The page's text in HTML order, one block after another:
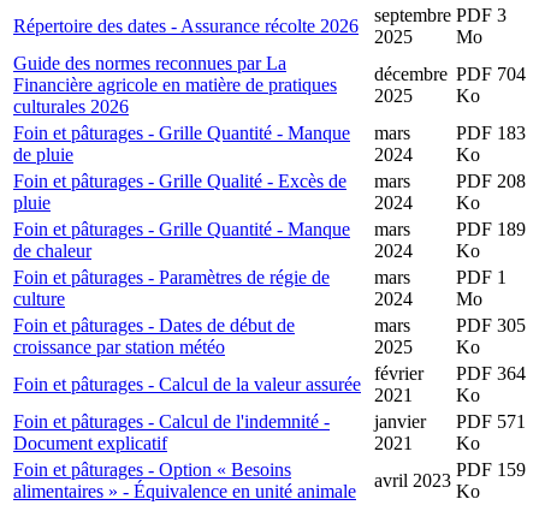
Répertoire des dates - Assurance récolte 2026
septembre
2025
PDF 3
Mo
Guide des normes reconnues par La
Financière agricole en matière de pratiques
culturales 2026
décembre
2025
PDF 704
Ko
Foin et pâturages - Grille Quantité - Manque
de pluie
mars
2024
PDF 183
Ko
Foin et pâturages - Grille Qualité - Excès de
pluie
mars
2024
PDF 208
Ko
Foin et pâturages - Grille Quantité - Manque
de chaleur
mars
2024
PDF 189
Ko
Foin et pâturages - Paramètres de régie de
culture
mars
2024
PDF 1
Mo
Foin et pâturages - Dates de début de
croissance par station météo
mars
2025
PDF 305
Ko
Foin et pâturages - Calcul de la valeur assurée
février
2021
PDF 364
Ko
Foin et pâturages - Calcul de l'indemnité -
Document explicatif
janvier
2021
PDF 571
Ko
Foin et pâturages - Option « Besoins
alimentaires » - Équivalence en unité animale
avril 2023
PDF 159
Ko